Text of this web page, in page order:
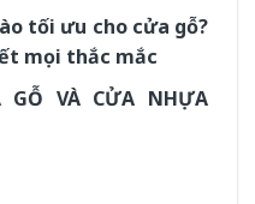
tối ưu cho cửa gỗ?
mọi thắc mắc
GỖ VÀ CỬA NHỰA